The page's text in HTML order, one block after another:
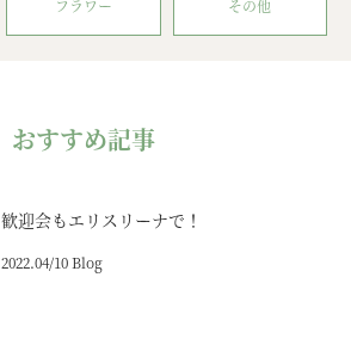
フラワー その他
おすすめ記事
歓迎会もエリスリーナで！
2022.04/10 Blog